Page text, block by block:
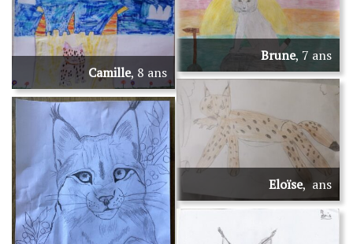
Brune, 7 ans
Camille, 8 ans
Eloïse, ans